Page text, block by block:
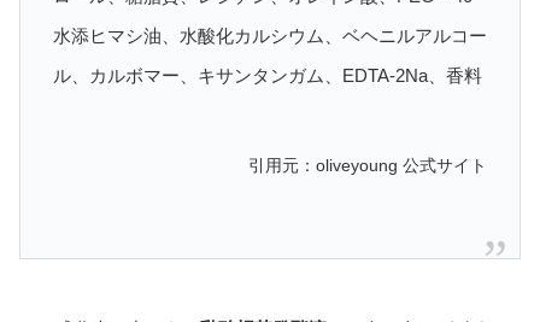
水添ヒマシ油、水酸化カルシウム、ベヘニルアルコー
ル、カルボマー、キサンタンガム、EDTA-2Na、香料
引用元：oliveyoung 公式サイト